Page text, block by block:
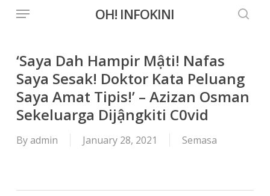
content
OH! INFOKINI
Menu
‘Saya Dah Hampir Mậti! Nafas
Saya Sesak! Doktor Kata Peluang
Saya Amat Tipis!’ – Azizan Osman
Sekeluarga Dijậngkiti C0vid
Byadmin January 28, 2021 Semasa